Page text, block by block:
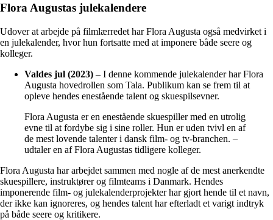
Flora Augustas julekalendere
Udover at arbejde på filmlærredet har Flora Augusta også medvirket i
en julekalender, hvor hun fortsatte med at imponere både seere og
kolleger.
Valdes jul (2023) – I denne kommende julekalender har Flora
Augusta hovedrollen som Tala. Publikum kan se frem til at
opleve hendes enestående talent og skuespilsevner.
Flora Augusta er en enestående skuespiller med en utrolig
evne til at fordybe sig i sine roller. Hun er uden tvivl en af
de mest lovende talenter i dansk film- og tv-branchen. –
udtaler en af Flora Augustas tidligere kolleger.
Flora Augusta har arbejdet sammen med nogle af de mest anerkendte
skuespillere, instruktører og filmteams i Danmark. Hendes
imponerende film- og julekalenderprojekter har gjort hende til et navn,
der ikke kan ignoreres, og hendes talent har efterladt et varigt indtryk
på både seere og kritikere.